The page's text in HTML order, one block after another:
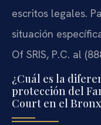
escritos legales.
situación
Of SRIS, P.C. al
¿Cuál es la
protección del
Court en el